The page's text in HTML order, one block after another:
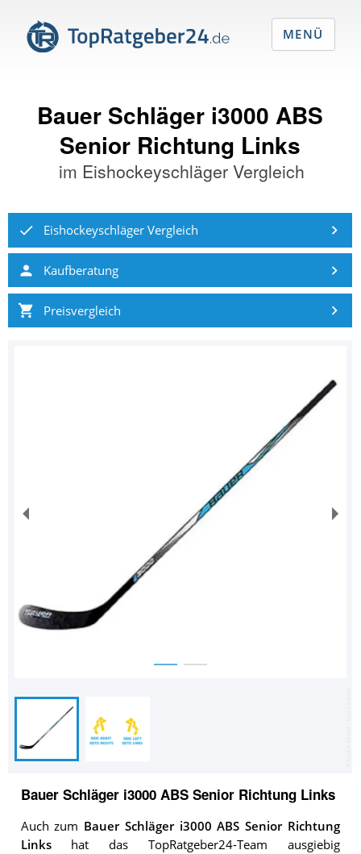
Bauer Schläger i3000 ABS
Senior Richtung Links
im Eishockeyschläger Vergleich
Eishockeyschläger Vergleich
Kaufberatung
Preisvergleich
Bauer Schläger i3000 ABS Senior Richtung Links
Auch zum Bauer Schläger i3000 ABS Senior Richtung
Linkshat das TopRatgeber24-Team ausgiebig
MENÜ